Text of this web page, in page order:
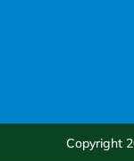
Copyright